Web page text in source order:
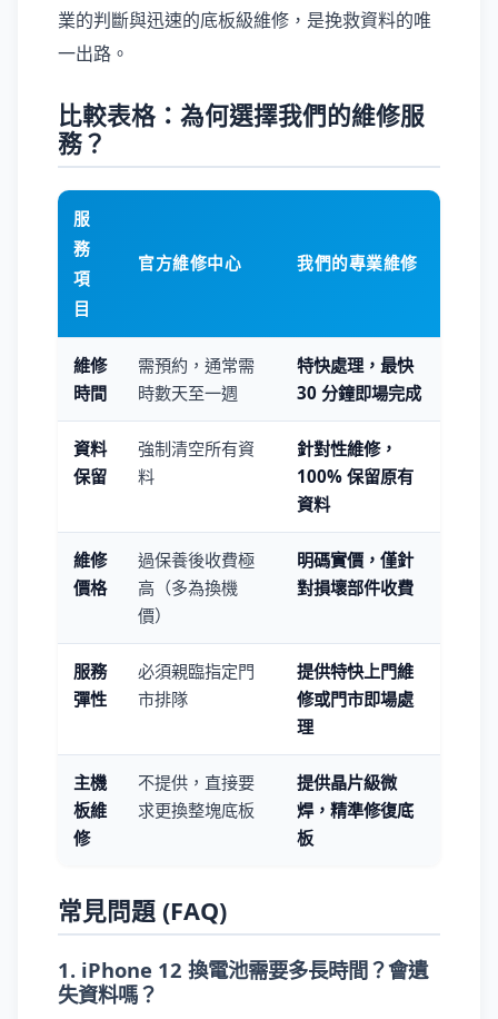
業的判斷與迅速的底板級維修，是挽救資料的唯
一出路。
比較表格：為何選擇我們的維修服
務？
服
務
項
目
官方維修中心 我們的專業維修
維修
時間
需預約，通常需
時數天至一週
特快處理，最快
30 分鐘即場完成
資料
保留
強制清空所有資
料
針對性維修，
100% 保留原有
資料
維修
價格
過保養後收費極
高（多為換機
價）
明碼實價，僅針
對損壞部件收費
服務
彈性
必須親臨指定門
市排隊
提供特快上門維
修或門市即場處
理
主機
板維
修
不提供，直接要
求更換整塊底板
提供晶片級微
焊，精準修復底
板
常見問題 (FAQ)
1. iPhone 12 換電池需要多長時間？會遺
失資料嗎？